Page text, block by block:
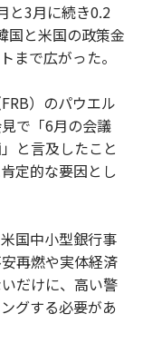
と3月に続き0.2
国と米国の政策金
まで広がった。
）のパウエル
で「6月の会議
と言及したこと
定的な要因とし
国中小型銀行事
再燃や実体経済
だけに、高い警
グする必要があ